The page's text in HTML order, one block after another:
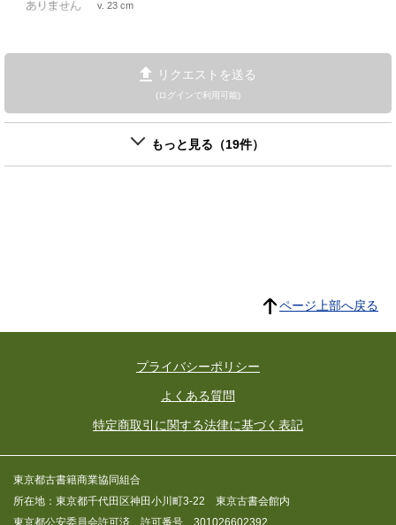
v. 23 cm
リクエストを送る
(ログインで利用可能)
もっと見る（19件）
ページ上部へ戻る
プライバシーポリシー
よくある質問
特定商取引に関する法律に基づく表記
東京都古書籍商業協同組合
所在地：東京都千代田区神田小川町3-22 東京古書会館内
東京都公安委員会許可済 許可番号 301026602392